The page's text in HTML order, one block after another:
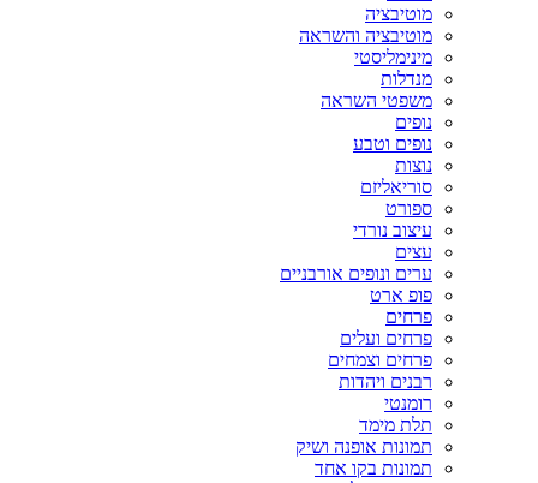
מוטיבציה
מוטיבציה והשראה
מינימליסטי
מנדלות
משפטי השראה
נופים
נופים וטבע
נוצות
סוריאליזם
ספורט
עיצוב נורדי
עצים
ערים ונופים אורבניים
פופ ארט
פרחים
פרחים ועלים
פרחים וצמחים
רבנים ויהדות
רומנטי
תלת מימד
תמונות אופנה ושיק
תמונות בקו אחד